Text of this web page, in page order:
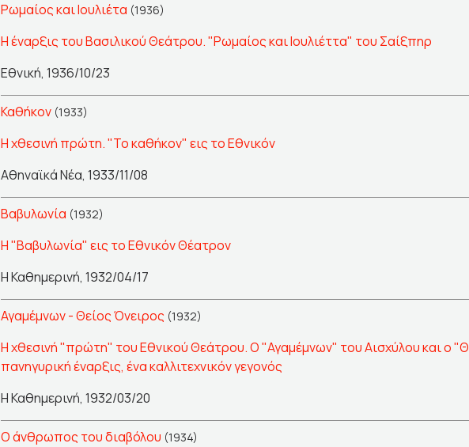
Ρωμαίος και Ιουλιέτα (1936)
Η έναρξις του Βασιλικού Θεάτρου. "Ρωμαίος και Ιουλιέττα" του Σαίξπηρ
Εθνική, 1936/10/23
Καθήκον (1933)
Η χθεσινή πρώτη. "Το καθήκον" εις το Εθνικόν
Αθηναϊκά Νέα, 1933/11/08
Βαβυλωνία (1932)
Η "Βαβυλωνία" εις το Εθνικόν Θέατρον
Η Καθημερινή, 1932/04/17
Αγαμέμνων - Θείος Όνειρος (1932)
Η χθεσινή "πρώτη" του Εθνικού Θεάτρου. Ο "Αγαμέμνων" του Αισχύλου και ο
πανηγυρική έναρξις, ένα καλλιτεχνικόν γεγονός
Η Καθημερινή, 1932/03/20
Ο άνθρωπος του διαβόλου (1934)